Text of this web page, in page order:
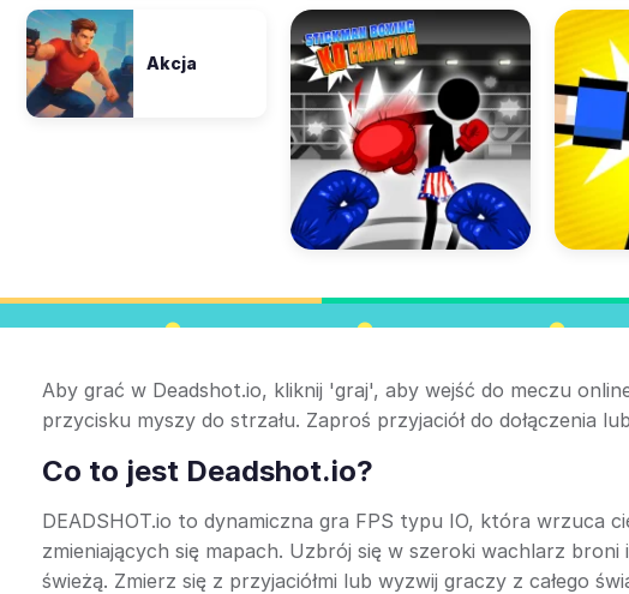
Akcja
Aby grać w Deadshot.io, kliknij 'graj', aby wejść do meczu
przycisku myszy do strzału. Zaproś przyjaciół do dołączenia
Co to jest Deadshot.io?
DEADSHOT.io to dynamiczna gra FPS typu IO, która wrzuca
zmieniających się mapach. Uzbrój się w szeroki wachlarz
świeżą. Zmierz się z przyjaciółmi lub wyzwij graczy z całego